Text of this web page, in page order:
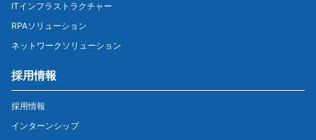
ITインフラストラクチャー
RPAソリューション
ネットワークソリューション
採用情報
採用情報
インターンシップ